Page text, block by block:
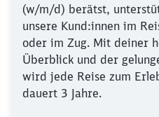
(w/m/d) berätst,
unsere Kund:innen im
oder im Zug. Mit deiner
Überblick und der
wird jede Reise zum
dauert 3 Jahre.